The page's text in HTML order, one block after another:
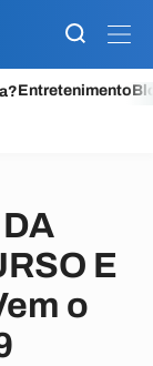
Entretenimento
E
o